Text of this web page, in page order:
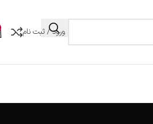
ورود / ثبت نام